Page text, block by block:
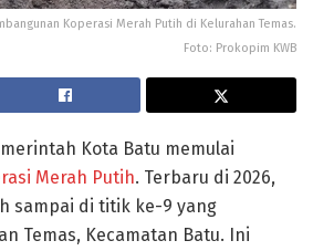
Koperasi Merah Putih di Kelurahan Temas.
Foto: Prokopim KWB
Kota Batu memulai
Merah Putih. Terbaru di 2026,
sampai di titik ke-9 yang
Temas, Kecamatan Batu. Ini